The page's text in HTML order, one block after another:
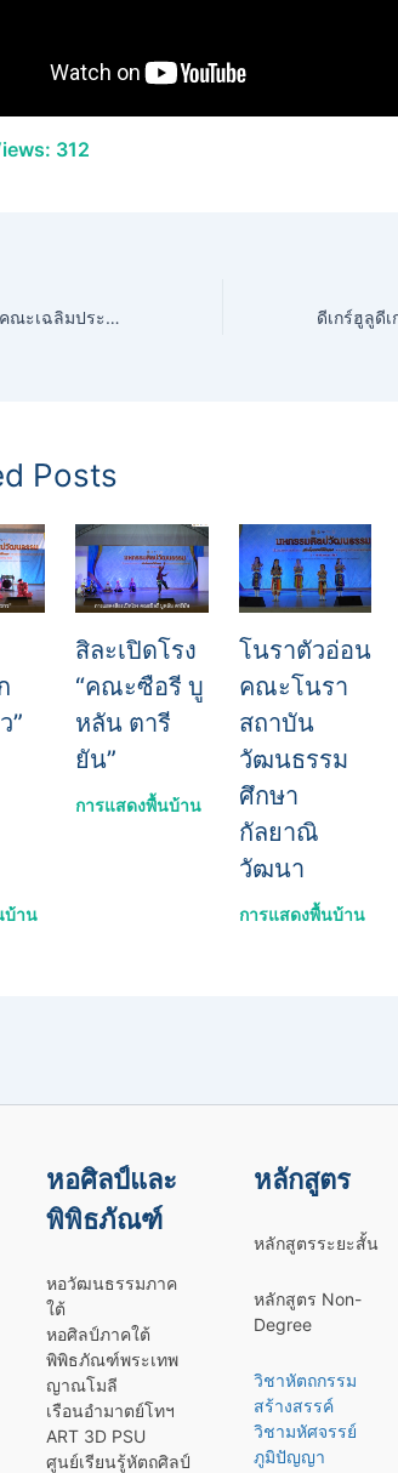
312
การแสดงมโนราห์คณะเฉลิมประพา” อำเภอเมือง จังหวัดปัตตานี ทาม ธนธรณ์ อนุบุตร อำเภอยะหริ่ง จังหวัดปัตตานี / คณะโนราเทวะศิลป์ ส. เฉลิมประพา อำเภอสายบุรี จังหวัดปัตตานี
Posts
”
บ้าน
สิละเปิดโรง
“คณะซือรี บู
หลัน ตารี
ยัน”
การแสดงพื้นบ้าน
โนราตัวอ่อน
คณะโนรา
สถาบัน
วัฒนธรรม
ศึกษา
กัลยาณิ
วัฒนา
การแสดงพื้นบ้าน
หอศิลป์และ
พิพิธภัณฑ์
หอวัฒนธรรมภาค
ใต้
หอศิลป์ภาคใต้
พิพิธภัณฑ์พระเทพ
ญาณโมลี
เรือนอำมาตย์โทฯ
ART 3D PSU
ศูนย์เรียนรู้หัตถศิลป์
หลักสูตร
หลักสูตรระยะสั้น
หลักสูตร Non-
Degree
วิชาหัตถกรรม
สร้างสรรค์
วิชามหัศจรรย์
ภูมิปัญญา